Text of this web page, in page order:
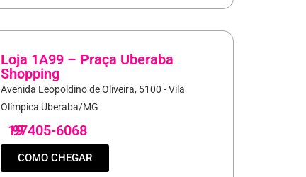
Loja 1A99 – Praça Uberaba
Shopping
Avenida Leopoldino de Oliveira, 5100 - Vila
Olímpica Uberaba/MG
19
97405-6068
COMO CHEGAR